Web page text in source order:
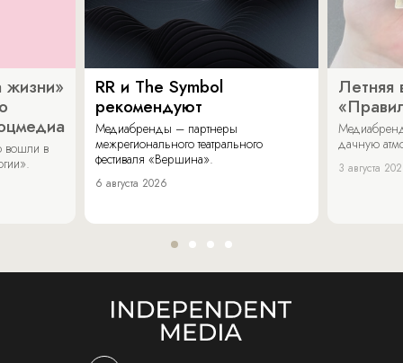
жизни»
вошли в
RR и The Symbol
рекомендуют
Медиабренды – партнеры
межрегионального театрального
фестиваля «Вершина».
6 августа 2026
Летняя
дачную
3 августа